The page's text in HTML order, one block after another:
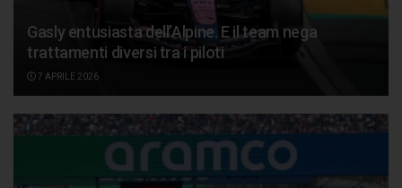
Gasly entusiasta dell’Alpine. E il team nega
trattamenti diversi tra i piloti
7 APRILE 2026